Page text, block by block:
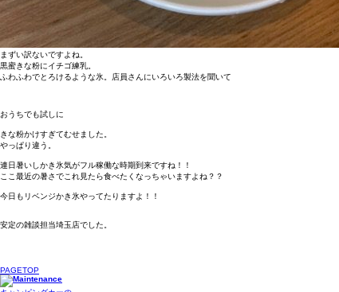
まずい訳ないですよね。
黒蜜きな粉にイチゴ練乳。
ふわふわでとろけるような氷。店員さんにいろいろ製法を聞いて
おうちでも試しに
きな粉かけすぎてむせました。
やっぱり違う。
連日暑いしかき氷気がフル稼働な時期到来ですね！！
ここ最近の暑さでこれ見たら食べたくなっちゃいますよね？？
今日もリベンジかき氷やってたりますよ！！
安定の雑談担当埼玉店でした。
PAGETOP